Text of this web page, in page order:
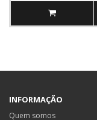
INFORMAÇÃO
Quem somos